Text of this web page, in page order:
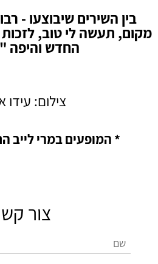
בין השירים שיבוצעו -
החדש והיפה
צילום: עידו
* המופעים במרי לייב
צור